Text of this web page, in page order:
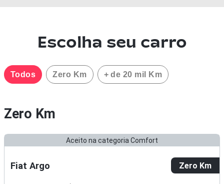
Escolha seu carro
Todos Zero Km + de 20 mil Km
Zero Km
Aceito na categoria Comfort
Fiat Argo Zero Km